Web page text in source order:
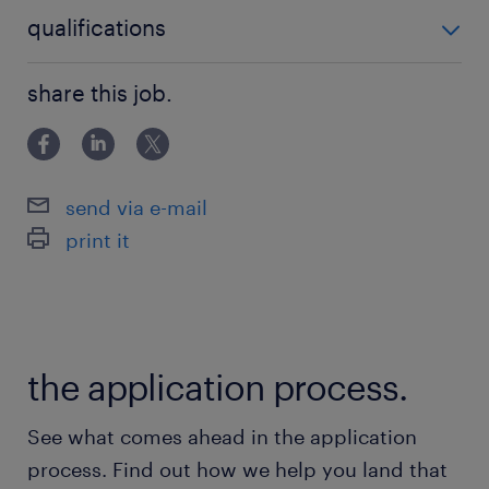
Wat bieden wij jou
Super salaris tussen €17 en €19 euro per
Uitzicht op vast contract!
Mogelijkheid tot doorgroeimogelijkheden!
Goed te bereiken met de auto!
Wie ben jij
qualifications
share this job.
send via e-mail
print it
the application process.
See what comes ahead in the application
process. Find out how we help you land that